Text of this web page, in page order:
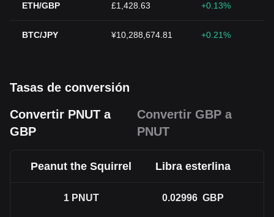
ETH/GBP £1,428.63 +0.13%
BTC/JPY ¥10,288,674.81 +0.21%
Tasas de conversión
Convertir PNUT a
GBP
Convertir GBP a
PNUT
Peanut the Squirrel Libra esterlina
1 PNUT 0.02996 GBP